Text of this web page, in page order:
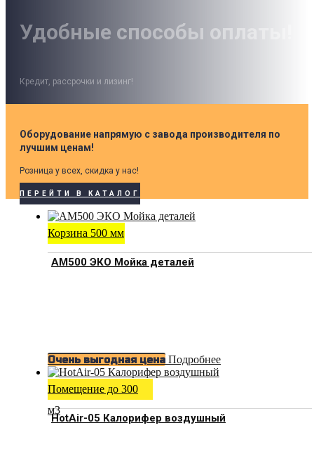
Удобные способы оплаты!
Кредит, рассрочки и лизинг!
Оборудование напрямую с завода производителя по
лучшим ценам!
Розница у всех, скидка у нас!
ПЕРЕЙТИ В КАТАЛОГ
Корзина 500 мм
АМ500 ЭКО Мойка деталей
Очень выгодная цена Подробнее
Помещение до 300
м3
HotAir-05 Калорифер воздушный